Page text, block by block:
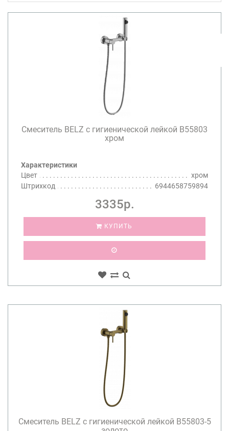
Смеситель BELZ с гигиенической лейкой B55803
хром
Характеристики
Цвет
хром
Штрихкод
6944658759894
3335р.
КУПИТЬ
Смеситель BELZ с гигиенической лейкой B55803-5